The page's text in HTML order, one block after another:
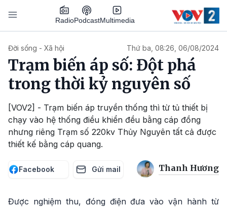
Nhảy đến nội dung
RadioPodcastMultimedia
Đời sống - Xã hội Thứ ba, 08:26, 06/08/2024
Trạm biến áp số: Đột phá
trong thời kỷ nguyên số
[VOV2] - Trạm biến áp truyền thống thì từ tủ thiết bị
chạy vào hệ thống điều khiển đều bằng cáp đồng
nhưng riêng Trạm số 220kv Thủy Nguyên tất cả được
thiết kế bằng cáp quang.
Facebook Gửi mail Thanh Hương
Được nghiệm thu, đóng điện đưa vào vận hành từ